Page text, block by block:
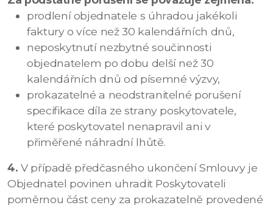
prodlení objednatele s úhradou jakékoli
faktury o více než 30 kalendářních dnů,
neposkytnutí nezbytné součinnosti
objednatelem po dobu delší než 30
kalendářních dnů od písemné výzvy,
prokazatelné a neodstranitelné porušení
specifikace díla ze strany poskytovatele,
které poskytovatel nenapravil ani v
přiměřené náhradní lhůtě.
4. V případě předčasného ukončení Smlouvy je
Objednatel povinen uhradit Poskytovateli
poměrnou část ceny za prokazatelně provedené